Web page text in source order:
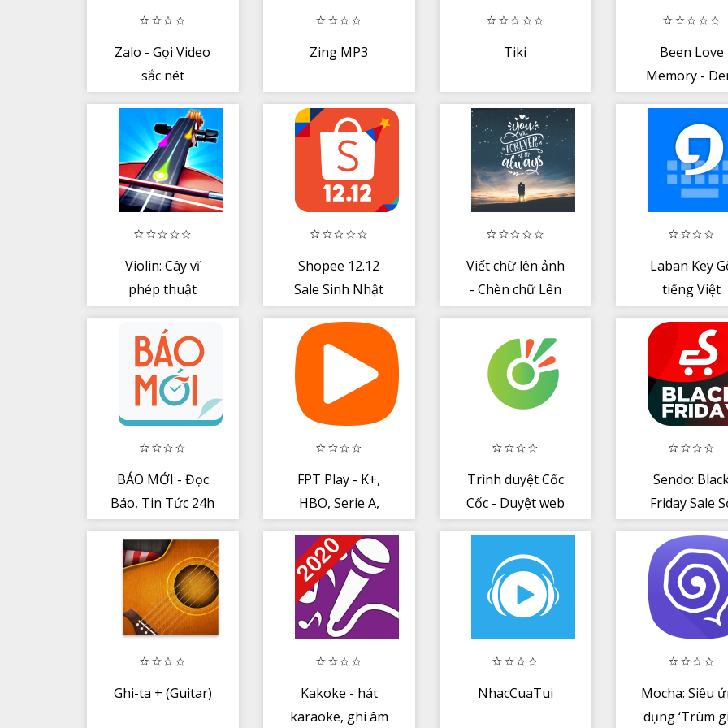
Zalo - Gọi Video
sắc nét
Zing MP3 Tiki
Been Love
Memory -
ngày yêu
Violin: Cây vĩ
phép thuật
Shopee 12.12
Sale Sinh Nhật
Viết chữ lên ảnh
- Chèn chữ Lên
Laban Key
tiếng Việt
BÁO MỚI - Đọc
Báo, Tin Tức 24h
FPT Play - K+,
HBO, Serie A,
Trình duyệt Cốc
Cốc - Duyệt web
Sendo:
Friday Sale
Ghi-ta + (Guitar)
Kakoke - hát
karaoke, ghi âm
NhacCuaTui
Mocha: Siêu
dụng ‘Trùm